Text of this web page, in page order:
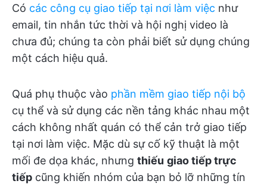
Có các công cụ giao tiếp tại nơi làm việc như
email, tin nhắn tức thời và hội nghị video là
chưa đủ; chúng ta còn phải biết sử dụng chúng
một cách hiệu quả.
Quá phụ thuộc vào phần mềm giao tiếp nội bộ
cụ thể và sử dụng các nền tảng khác nhau một
cách không nhất quán có thể cản trở giao tiếp
tại nơi làm việc. Mặc dù sự cố kỹ thuật là một
mối đe dọa khác, nhưng thiếu giao tiếp trực
tiếp cũng khiến nhóm của bạn bỏ lỡ những tín